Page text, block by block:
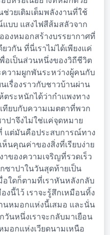
วยเติมเต็มพลังงานที่ใช้
บบ แสงไฟสีส้มสลัวจาก
งหมอกสร้างบรรยากาศที่
วกัน ที่นี่เราไม่ได้เพียงแค่
อเป็นส่วนหนึ่งของวิถีชีวิต
วามผูกพันระหว่างผู้คนกับ
เรื่องราวกับชาวบ้านผ่าน
ระหนักได้ว่ากำแพงทาง
ทียบกับความเมตตาที่พวก
ปาจึงไม่ใช่แค่จุดหมาย
แต่มันคือประสบการณ์ทาง
นคุณค่าของสิ่งที่เรียบง่าย
ของความเจริญที่รวดเร็ว
ซาปาในวันสุดท้ายเป็น
อใดก็ตามที่เราหันหลังกลับ
นี้ไว้ เราจะรู้สึกเหมือนทิ้ง
นหมอกแห่งนี้เสมอ และนั่น
นหนึ่งเราจะกลับมาเยือน
อกแห่งเวียดนามเหนือ